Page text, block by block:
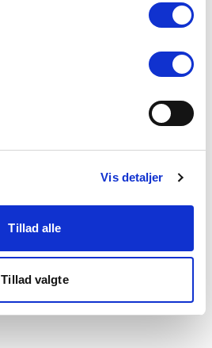
Vis detaljer
Tillad alle
Tillad valgte